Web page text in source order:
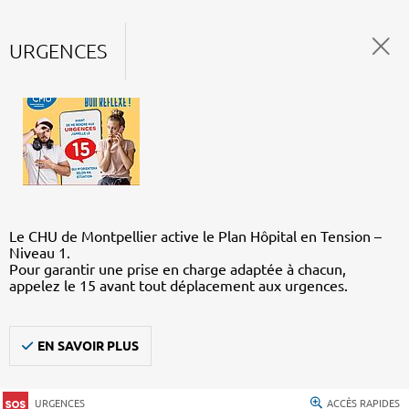
URGENCES
Le CHU de Montpellier active le Plan Hôpital en Tension –
Niveau 1.
Pour garantir une prise en charge adaptée à chacun,
appelez le 15 avant tout déplacement aux urgences.
EN SAVOIR PLUS
URGENCES ACCÈS RAPIDES